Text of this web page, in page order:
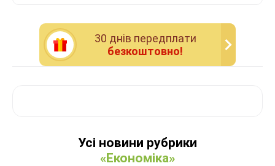
30 днiв передплати
безкоштовно!
Усі новини рубрики
«Економіка»